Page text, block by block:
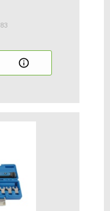
83